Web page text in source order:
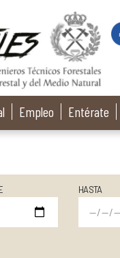
Empleo Entérate
HASTA